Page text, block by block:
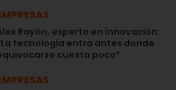
Rayón, experto en innovación:
tecnología entra antes donde
cuesta poco”